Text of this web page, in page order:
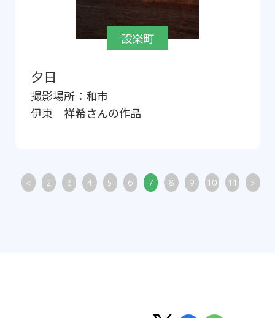
設楽町
夕日
撮影場所： 和市
伊東 祥希さんの作品
< 2 3 4 5 6 7 8 9 10 11 >